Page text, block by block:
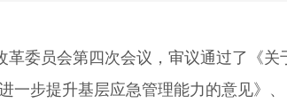
委员会第四次会议，审议通过了《关
步提升基层应急管理能力的意见》、